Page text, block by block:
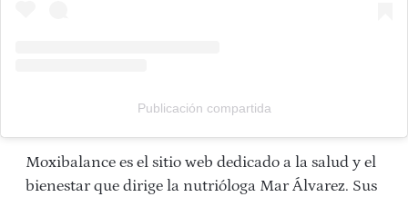
Publicación compartida
Moxibalance es el sitio web dedicado a la salud y el
bienestar que dirige la nutrióloga Mar Álvarez. Sus